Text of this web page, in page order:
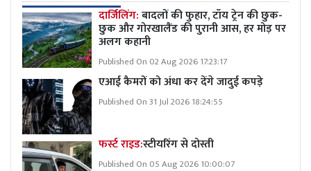
दार्जिलिंग:बादलों की फुहार, टॉय ट्रेन की छुक-
छुक और गोरखालैंड की पुरानी आस, हर मोड़ पर
अलग कहानी
Published On 02 Aug 2026 17:23:17
एआई कैमरों को अंधा कर देंगे जादुई कपड़े
Published On 31 Jul 2026 18:24:55
फर्स्ट राइड:स्टीयरिंग से दोस्ती
Published On 05 Aug 2026 10:00:07